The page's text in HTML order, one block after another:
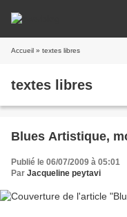
Accueil » textes libres
textes libres
Blues Artistique,
Publié le 06/07/2009 à 05:01
Par Jacqueline peytavi